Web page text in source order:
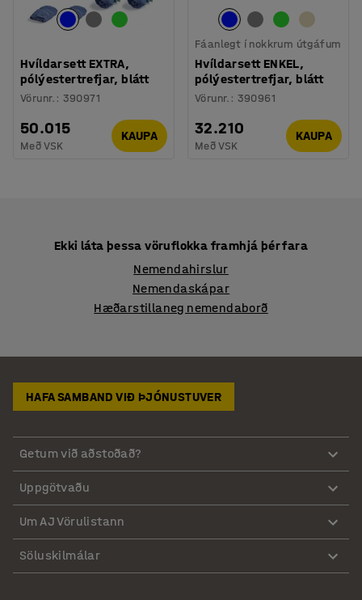
Hvíldarsett EXTRA,
pólýestertrefjar, blátt
Vörunr. : 390971
50.015
Með VSK
KAUPA
Fáanlegt í nokkrum útgáfum
Hvíldarsett ENKEL,
pólýestertrefjar, blátt
Vörunr. : 390961
32.210
Með VSK
KAUPA
Ekki láta þessa vöruflokka framhjá þér fara
Nemendahirslur
Nemendaskápar
Hæðarstillaneg nemendaborð
HAFA SAMBAND VIÐ ÞJÓNUSTUVER
Getum við aðstoðað?
Uppgötvaðu
Um AJ Vörulistann
Söluskilmálar